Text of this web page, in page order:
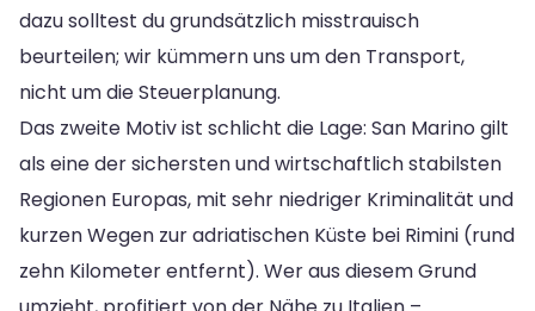
dazu solltest du grundsätzlich misstrauisch
beurteilen; wir kümmern uns um den Transport,
nicht um die Steuerplanung.
Das zweite Motiv ist schlicht die Lage: San Marino gilt
als eine der sichersten und wirtschaftlich stabilsten
Regionen Europas, mit sehr niedriger Kriminalität und
kurzen Wegen zur adriatischen Küste bei Rimini (rund
zehn Kilometer entfernt). Wer aus diesem Grund